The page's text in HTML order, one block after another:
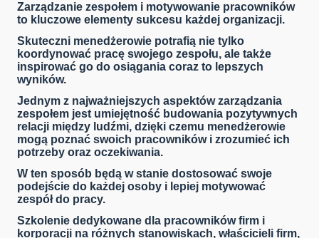
Zarządzanie zespołem i motywowanie pracowników
to kluczowe elementy sukcesu każdej organizacji.
Skuteczni menedżerowie potrafią nie tylko
koordynować pracę swojego zespołu, ale także
inspirować go do osiągania coraz to lepszych
wyników.
Jednym z najważniejszych aspektów zarządzania
zespołem jest umiejętność budowania pozytywnych
relacji między ludźmi, dzięki czemu menedżerowie
mogą poznać swoich pracowników i zrozumieć ich
potrzeby oraz oczekiwania.
W ten sposób będą w stanie dostosować swoje
podejście do każdej osoby i lepiej motywować
zespół do pracy.
Szkolenie dedykowane dla pracowników firm i
korporacji na różnych stanowiskach, właścicieli firm,